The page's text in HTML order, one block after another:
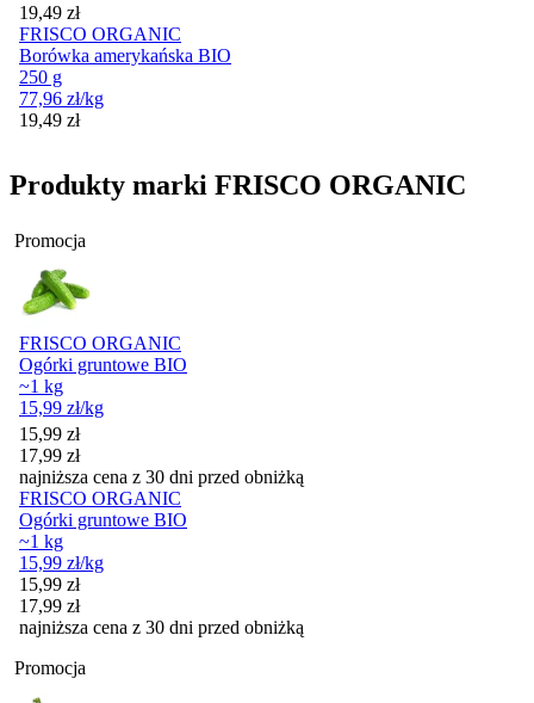
Cena
19,49 zł
FRISCO ORGANIC
Borówka amerykańska BIO
250 g
77,96 zł/kg
Cena
19,49 zł
Produkty marki FRISCO ORGANIC
Promocja
FRISCO ORGANIC
Ogórki gruntowe BIO
~1 kg
15,99 zł/kg
Cena promocyjna
15,99 zł
17,99 zł
najniższa cena z 30 dni przed obniżką
FRISCO ORGANIC
Ogórki gruntowe BIO
~1 kg
15,99 zł/kg
Cena promocyjna
15,99 zł
17,99 zł
najniższa cena z 30 dni przed obniżką
Promocja